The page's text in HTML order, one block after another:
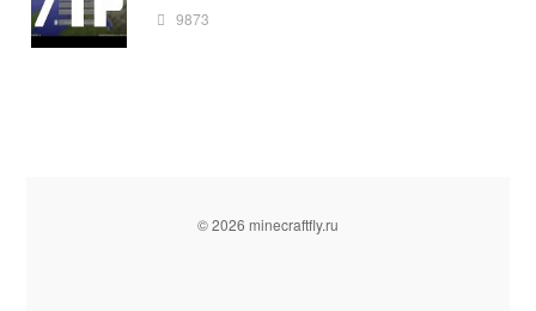
9873
© 2026 minecraftfly.ru